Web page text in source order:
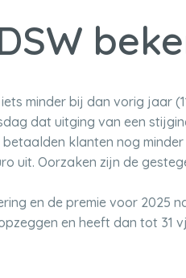
minder bij dan vorig jaar
dat uitging van een
klanten nog
uit. Oorzaken zijn de
en de premie voor 2025
en heeft dan tot 31